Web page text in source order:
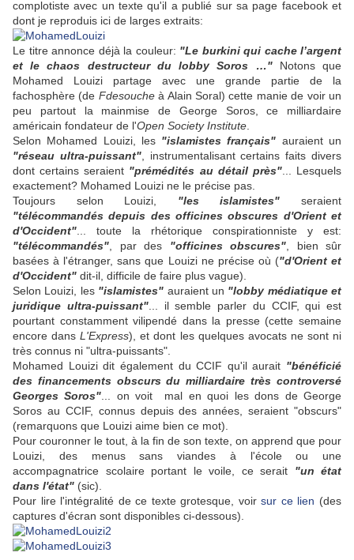
complotiste avec un texte qu'il a publié sur sa page facebook et
dont je reproduis ici de larges extraits:
Le titre annonce déjà la couleur: "Le burkini qui cache l’argent
et le chaos destructeur du lobby Soros …"Notons que
Mohamed Louizi partage avec une grande partie de la
fachosphère (de Fdesoucheà Alain Soral) cette manie de voir un
peu partout la mainmise de George Soros, ce milliardaire
américain fondateur de l'Open Society Institute
Selon Mohamed Louizi, les"islamistes français" auraient un
"réseau ultra-puissant", instrumentalisant certains faits divers
dont certains seraient "prémédités au détail près"... Lesquels
exactement? Mohamed Louizi ne le précise pas.
Toujours selon Louizi, "les islamistes" seraient
"télécommandés depuis des officines obscures d'Orient et
d'Occident" ... toute la rhétorique conspirationniste y est:
"télécommandés" , par des "officines obscures" , bien sûr
basées à l'étranger, sans que Louizi ne précise où ("d'Orient et
d'Occident" dit-il, difficile de faire plus vague).
Selon Louizi, les "islamistes" auraient un "lobby médiatique et
juridique ultra-puissant"... il semble parler du CCIF, qui est
pourtant constamment vilipendé dans la presse (cette semaine
encore dansL'Express), et dont les quelques avocats ne sont ni
très connus ni "ultra-puissants".
Mohamed Louizi dit également du CCIF qu'il aurait "bénéficié
des financements obscurs du milliardaire très controversé
Georges Soros" ... on voit mal en quoi les dons de George
Soros au CCIF, connus depuis des années, seraient "obscurs"
(remarquons que Louizi aime bien ce mot).
Pour couronner le tout, à la fin de son texte, on apprend que pour
Louizi, des menus sans viandes à l'école ou une
accompagnatrice scolaire portant le voile, ce serait "un état
dans l'état" (sic).
Pour lire l'intégralité de ce texte grotesque, voirsur ce lien (des
captures d'écran sont disponibles ci-dessous).